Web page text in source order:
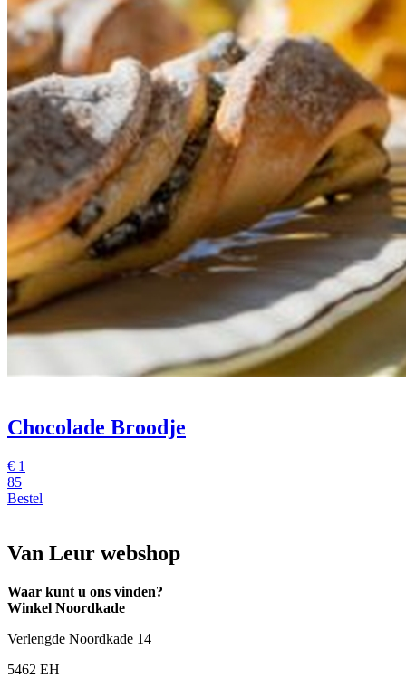
Chocolade Broodje
€ 1
85
Bestel
Van Leur webshop
Waar kunt u ons vinden?
Winkel Noordkade
Verlengde Noordkade 14
5462 EH